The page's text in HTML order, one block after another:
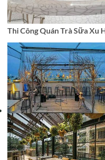
Thi Công Quán Trà Sữa Xu